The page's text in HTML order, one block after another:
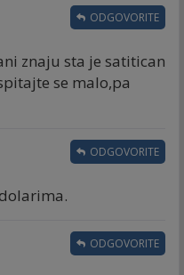
znaju sta je satitican
se malo,pa
ODGOVORITE
ODGOVORITE
ODGOVORITE